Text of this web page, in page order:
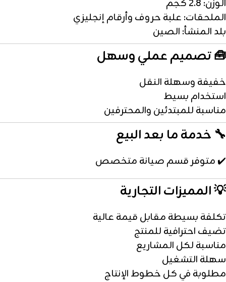
الوزن: 2.8 كجم
الملحقات: علبة حروف وأرقام إنجليزي
بلد المنشأ: الصين
🧰 تصميم عملي وسهل
خفيفة وسهلة النقل
استخدام بسيط
مناسبة للمبتدئين والمحترفين
🔧 خدمة ما بعد البيع
✔️ متوفر قسم صيانة متخصص
💡 المميزات التجارية
تكلفة بسيطة مقابل قيمة عالية
تضيف احترافية للمنتج
مناسبة لكل المشاريع
سهلة التشغيل
مطلوبة في كل خطوط الإنتاج